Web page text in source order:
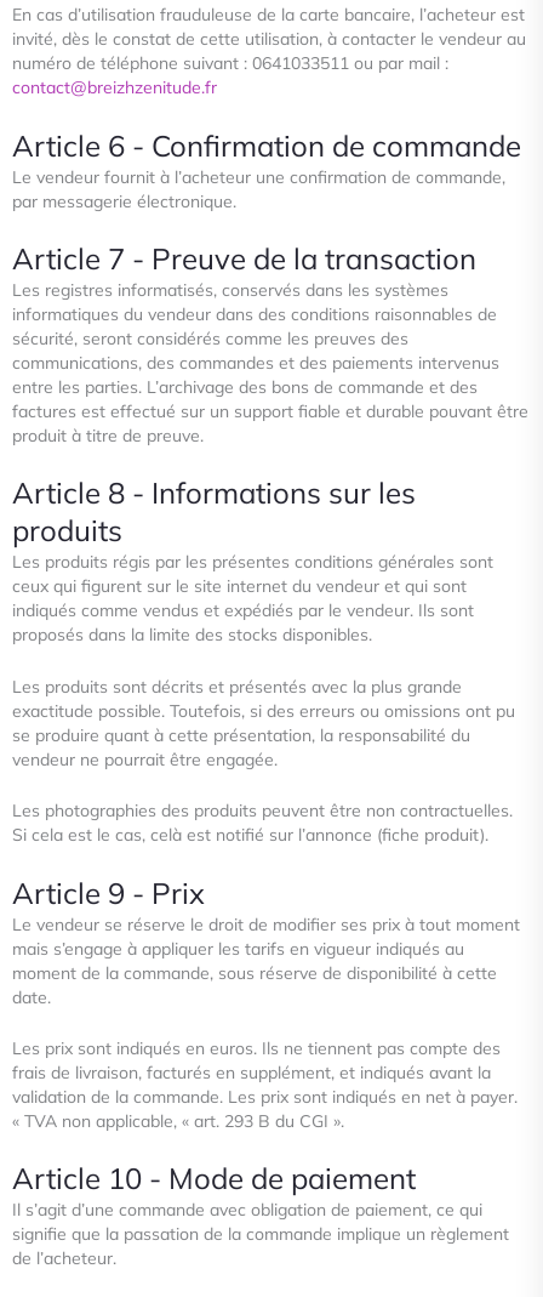
En cas d’utilisation frauduleuse de la carte bancaire, l’acheteur est
invité, dès le constat de cette utilisation, à contacter le vendeur au
numéro de téléphone suivant : 0641033511 ou par mail :
contact@breizhzenitude.fr
Article 6 - Confirmation de commande
Le vendeur fournit à l’acheteur une confirmation de commande,
par messagerie électronique.
Article 7 - Preuve de la transaction
Les registres informatisés, conservés dans les systèmes
informatiques du vendeur dans des conditions raisonnables de
sécurité, seront considérés comme les preuves des
communications, des commandes et des paiements intervenus
entre les parties. L’archivage des bons de commande et des
factures est effectué sur un support fiable et durable pouvant être
produit à titre de preuve.
Article 8 - Informations sur les
produits
Les produits régis par les présentes conditions générales sont
ceux qui figurent sur le site internet du vendeur et qui sont
indiqués comme vendus et expédiés par le vendeur. Ils sont
proposés dans la limite des stocks disponibles.
Les produits sont décrits et présentés avec la plus grande
exactitude possible. Toutefois, si des erreurs ou omissions ont pu
se produire quant à cette présentation, la responsabilité du
vendeur ne pourrait être engagée.
Les photographies des produits peuvent être non contractuelles.
Si cela est le cas, celà est notifié sur l’annonce (fiche produit).
Article 9 - Prix
Le vendeur se réserve le droit de modifier ses prix à tout moment
mais s’engage à appliquer les tarifs en vigueur indiqués au
moment de la commande, sous réserve de disponibilité à cette
date.
Les prix sont indiqués en euros. Ils ne tiennent pas compte des
frais de livraison, facturés en supplément, et indiqués avant la
validation de la commande. Les prix sont indiqués en net à payer.
« TVA non applicable, « art. 293 B du CGI ».
Article 10 - Mode de paiement
Il s’agit d’une commande avec obligation de paiement, ce qui
signifie que la passation de la commande implique un règlement
de l’acheteur.